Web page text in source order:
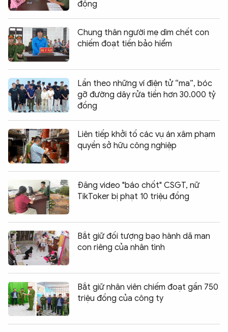
động
Chung thân người mẹ dìm chết con
chiếm đoạt tiền bảo hiểm
Lần theo những ví điện tử “ma”, bóc
gỡ đường dây rửa tiền hơn 30.000 tỷ
đồng
Liên tiếp khởi tố các vụ án xâm phạm
quyền sở hữu công nghiệp
Đăng video "báo chốt" CSGT, nữ
TikToker bị phạt 10 triệu đồng
Bắt giữ đối tượng bạo hành dã man
con riêng của nhân tình
Bắt giữ nhân viên chiếm đoạt gần 750
triệu đồng của công ty